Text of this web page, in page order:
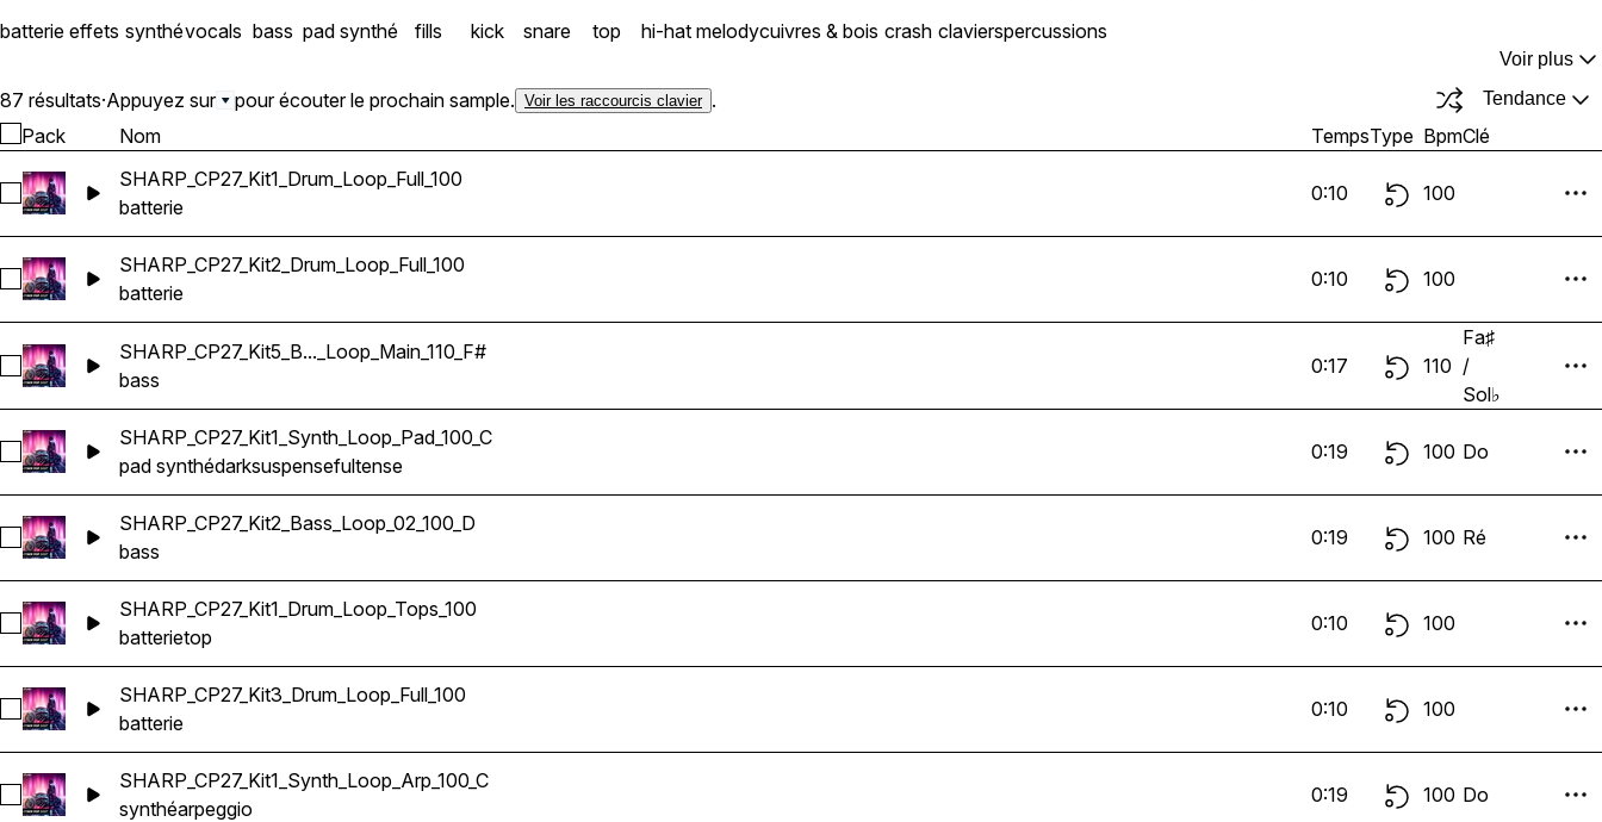
batterie effets synthévocals bass pad synthé fills kick snare top hi-hat melodycuivres & bois crash clavierspercussions
Voir plus
87 résultats·Appuyez sur pour écouter le prochain sample. Voir les raccourcis clavier . Tendance
Pack Nom TempsType BpmClé
Sélectionnez SHARP_CP27_Kit1_Drum_Loop_Full_100
SHARP_CP27_Kit1_Drum_Loop_Full_100
batterie
0:10 100
Sélectionnez SHARP_CP27_Kit2_Drum_Loop_Full_100
SHARP_CP27_Kit2_Drum_Loop_Full_100
batterie
0:10 100
Sélectionnez SHARP_CP27_Kit5_Bass_Loop_Loop_Main_110_F#
SHARP_CP27_Kit5_B..._Loop_Main_110_F#
bass
0:17 110
Fa♯
/
Sol♭
Sélectionnez SHARP_CP27_Kit1_Synth_Loop_Pad_100_C
SHARP_CP27_Kit1_Synth_Loop_Pad_100_C
pad synthédarksuspensefultense
0:19 100 Do
Sélectionnez SHARP_CP27_Kit2_Bass_Loop_02_100_D
SHARP_CP27_Kit2_Bass_Loop_02_100_D
bass
0:19 100 Ré
Sélectionnez SHARP_CP27_Kit1_Drum_Loop_Tops_100
SHARP_CP27_Kit1_Drum_Loop_Tops_100
batterietop
0:10 100
Sélectionnez SHARP_CP27_Kit3_Drum_Loop_Full_100
SHARP_CP27_Kit3_Drum_Loop_Full_100
batterie
0:10 100
Sélectionnez SHARP_CP27_Kit1_Synth_Loop_Arp_100_C
SHARP_CP27_Kit1_Synth_Loop_Arp_100_C
synthéarpeggio
0:19 100 Do